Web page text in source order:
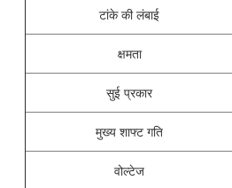
टांके की लंबाई
क्षमता
सुई प्रकार
मुख्य शाफ्ट गति
वोल्टेज